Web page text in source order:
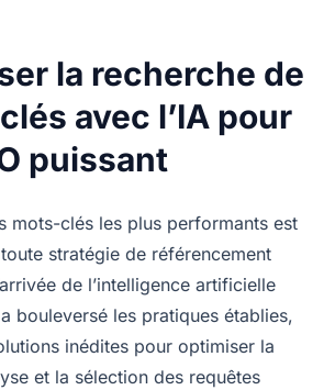
la recherche de
avec l’IA pour
puissant
mots-clés les plus performants est
stratégie de référencement
de l’intelligence artificielle
bouleversé les pratiques établies,
inédites pour optimiser la
et la sélection des requêtes